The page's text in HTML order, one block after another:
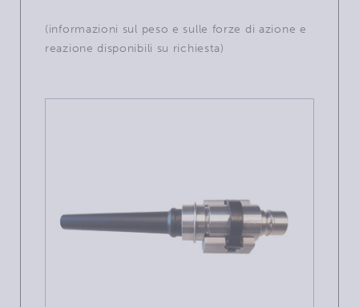
(informazioni sul peso e sulle forze di azione e
reazione disponibili su richiesta)